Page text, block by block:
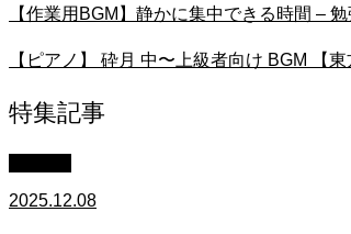
【作業用BGM】静かに集中できる時間 –
【ピアノ】 砕月 中〜上級者向け BGM 【
特集記事
2025.12.08